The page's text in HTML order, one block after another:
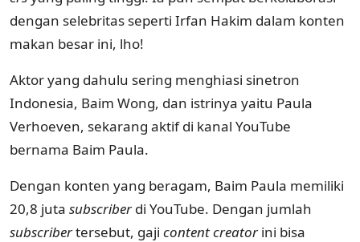
dengan selebritas seperti Irfan Hakim dalam konten
makan besar ini, lho!
Aktor yang dahulu sering menghiasi sinetron
Indonesia, Baim Wong, dan istrinya yaitu Paula
Verhoeven, sekarang aktif di kanal YouTube
bernama Baim Paula.
Dengan konten yang beragam, Baim Paula memiliki
20,8 juta subscriberdi YouTube. Dengan jumlah
subscribertersebut, gaji content creatorini bisa